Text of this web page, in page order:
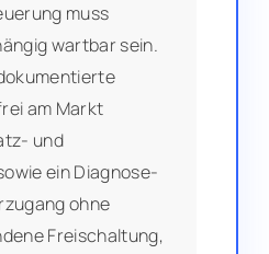
muss
wartbar sein.
am Markt
und
ein Diagnose-
ohne
Freischaltung,